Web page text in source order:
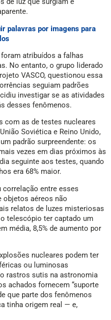
palavras por imagens para
atribuídos a falhas
No entanto, o grupo liderado
VASCO, questionou essa
seguiam padrões
investigar se as atividades
desses fenômenos.
com as de testes nucleares
Soviética e Reino Unido,
padrão surpreendente: os
vezes em dias próximos às
seguinte aos testes, quando
era 68% maior.
entre esses
aéreos não
relatos de luzes misteriosas
telescópio ter captado um
média, 8,5% de aumento por
nucleares podem ter
ou luminosas
rastros sutis na astronomia
achados fornecem “suporte
que parte dos fenômenos
tinha origem real — e,